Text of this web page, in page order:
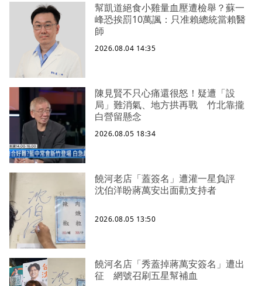
幫凱道絕食小雞量血壓遭檢舉？蘇一
峰恐挨罰10萬諷：只准賴總統當賴醫
師
2026.08.04 14:35
陳見賢不只心痛還很怒！疑遭「設
局」難消氣、地方拱再戰 竹北靠攏
白營留懸念
2026.08.05 18:34
饒河老店「蓋簽名」遭灌一星負評
沈伯洋盼蔣萬安出面勸支持者
2026.08.05 13:50
饒河名店「秀蓋掉蔣萬安簽名」遭出
征 網號召刷五星幫補血